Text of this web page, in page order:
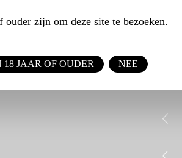
ouder zijn om deze site te bezoeken.
18 JAAR OF OUDER NEE